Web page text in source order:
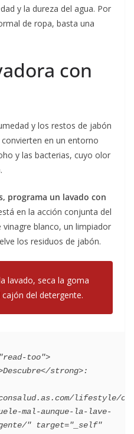
y la dureza del agua. Por
de ropa, basta una
con
y los restos de jabón
en un entorno
y las bacterias, cuyo olor
programa un lavado con
en la acción conjunta del
blanco, un limpiador
los residuos de jabón.
lavado, seca la goma
del detergente.
lifestyle/co
mal-aunque-la-lave-
" target="_self"